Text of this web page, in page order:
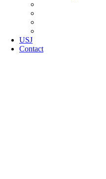
USJ
Contact